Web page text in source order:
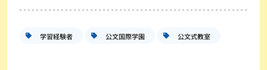
学習経験者 公文国際学園 公文式教室